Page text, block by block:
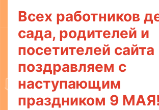
Всех работников
сада, родителей и
посетителей сайта
поздравляем с
наступающим
праздником 9